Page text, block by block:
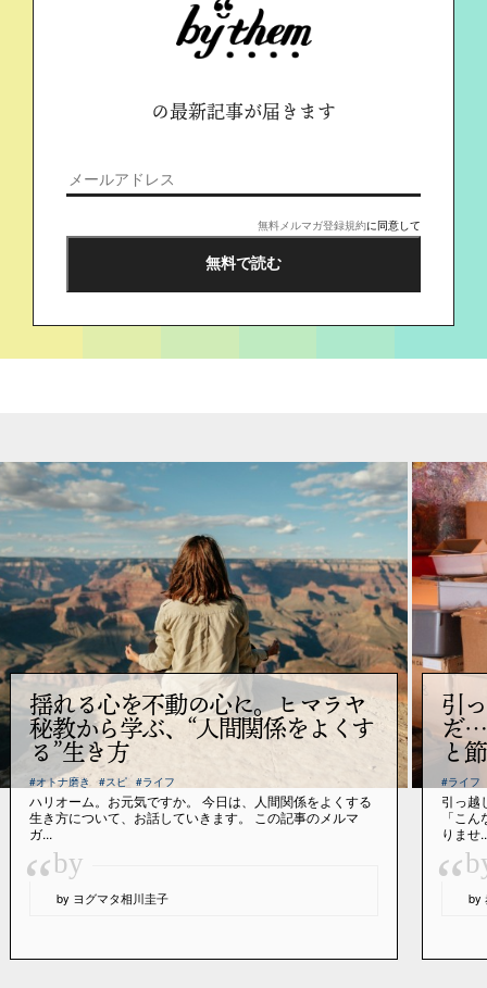
の最新記事が届きます
無料メルマガ登録規約に同意して
揺れる心を不動の心に。ヒマラヤ
秘教から学ぶ、“人間関係をよくす
る”生き方
#オトナ磨き #スピ #ライフ
ハリオーム。お元気ですか。 今日は、人間関係をよくする
生き方について、お話していきます。 この記事のメルマ
ガ...
“by
by ヨグマタ相川圭子
引
だ…
と
#ライフ
引っ越
「こ
りませ
“ by